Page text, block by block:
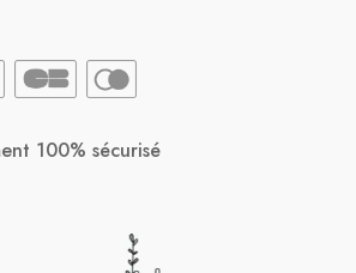
100% sécurisé